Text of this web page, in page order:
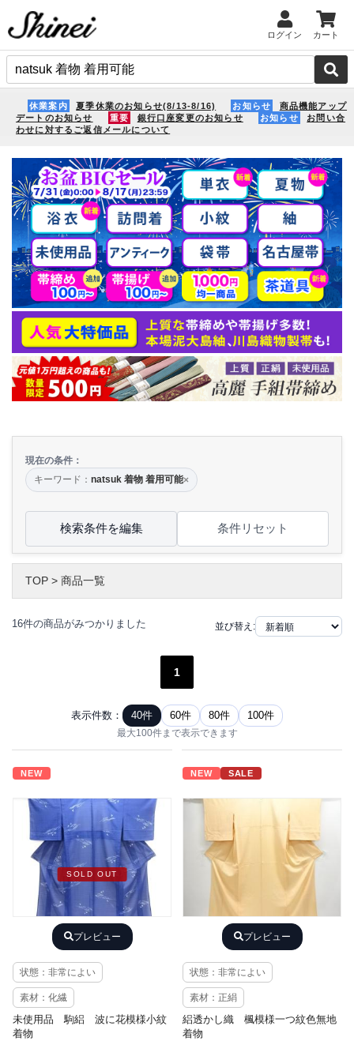
ログイン カート
休業案内 夏季休業のお知らせ(8/13-8/16) お知らせ
商品機能アップ
デートのお知らせ
重要 銀行口座変更のお知らせ お知らせ
お問い合
わせに対するご返信メールについて
現在の条件：
キーワード： natsuk 着物 着用可能×
検索条件を編集 条件リセット
TOP > 商品一覧
16件の商品がみつかりました 並び替え:
1
表示件数： 40件 60件 80件 100件
最大100件まで表示できます
NEW
SOLD OUT
プレビュー
状態：非常によい
素材：化繊
未使用品 駒絽 波に花模様小紋
着物
NEW SALE
プレビュー
状態：非常によい
素材：正絹
絽透かし織 楓模様一つ紋色無地
着物